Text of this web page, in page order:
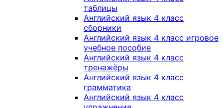
таблицы
Английский язык 4 класс
сборники
Английский язык 4 класс игровое
учебное пособие
Английский язык 4 класс
тренажёры
Английский язык 4 класс
грамматика
Английский язык 4 класс